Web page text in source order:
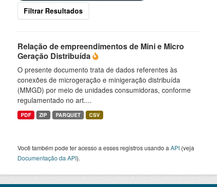
Filtrar Resultados
Relação de empreendimentos de Mini e Micro
Geração Distribuída
O presente documento trata de dados referentes às
conexões de microgeração e minigeração distribuída
(MMGD) por meio de unidades consumidoras, conforme
regulamentado no art....
PDF ZIP PARQUET CSV
Você também pode ter acesso a esses registros usando a API (veja
Documentação da API).